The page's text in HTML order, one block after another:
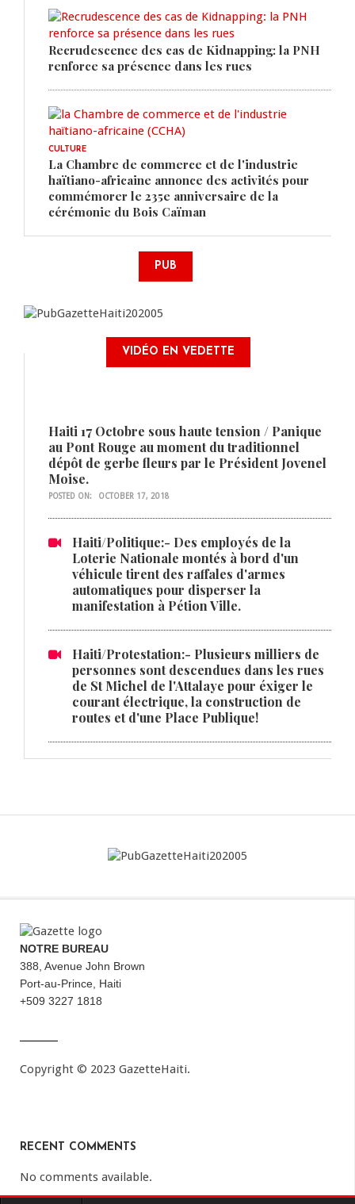
Recrudescence des cas de Kidnapping: la PNH
renforce sa présence dans les rues
CULTURE
La Chambre de commerce et de l'industrie
haïtiano-africaine annonce des activités pour
commémorer le 235e anniversaire de la
cérémonie du Bois Caïman
PUB
VIDÉO EN VEDETTE
Haiti 17 Octobre sous haute tension / Panique
au Pont Rouge au moment du traditionnel
dépôt de gerbe fleurs par le Président Jovenel
Moise.
POSTED ON: OCTOBER 17, 2018
Haiti/Politique:- Des employés de la
Loterie Nationale montés à bord d'un
véhicule tirent des raffales d'armes
automatiques pour disperser la
manifestation à Pétion Ville.
Haiti/Protestation:- Plusieurs milliers de
personnes sont descendues dans les rues
de St Michel de l'Attalaye pour éxiger le
courant électrique, la construction de
routes et d'une Place Publique!
NOTRE BUREAU
388, Avenue John Brown
Port-au-Prince, Haiti
+509 3227 1818
Copyright © 2023 GazetteHaiti.
RECENT COMMENTS
No comments available.